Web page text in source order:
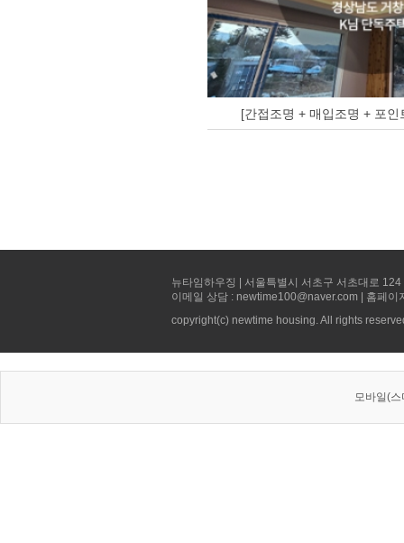
[간접조명 + 매입조명 + 포
뉴타임하우징 | 서울특별시 서초구 서초대로
이메일 상담 : newtime100@naver.com | 홈페
copyright(c) newtime housing. All rights
모바일(